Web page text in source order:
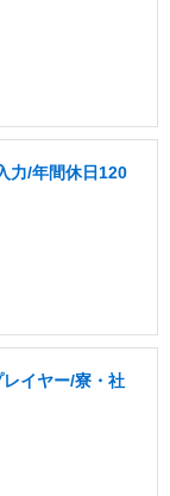
力/年間休日120
レイヤー/寮・社